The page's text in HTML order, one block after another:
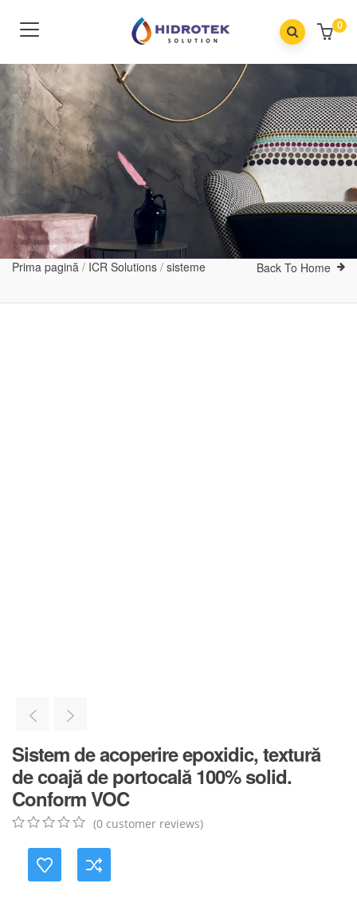
0
Prima pagină / ICR Solutions / sisteme Back To Home
Sistem de acoperire epoxidic, textură
de coajă de portocală 100% solid.
Conform VOC
based
(0 customer reviews)